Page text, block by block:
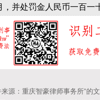
并处罚金人民币一百一
源：重庆智豪律师事务所”的